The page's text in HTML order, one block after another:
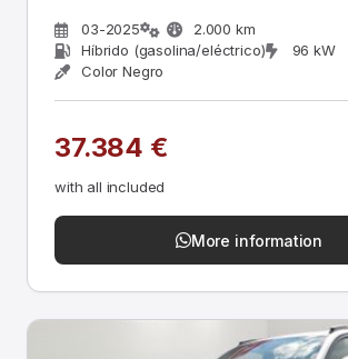
03-2025
2.000 km
Híbrido (gasolina/eléctrico)
96 kW
Color Negro
37.384 €
with all included
More information